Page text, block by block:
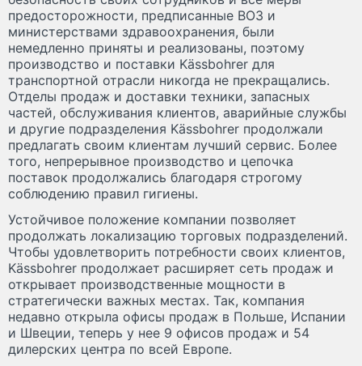
предосторожности, предписанные ВОЗ и
министерствами здравоохранения, были
немедленно приняты и реализованы, поэтому
производство и поставки Kässbohrer для
транспортной отрасли никогда не прекращались.
Отделы продаж и доставки техники, запасных
частей, обслуживания клиентов, аварийные службы
и другие подразделения Kässbohrer продолжали
предлагать своим клиентам лучший сервис. Более
того, непрерывное производство и цепочка
поставок продолжались благодаря строгому
соблюдению правил гигиены.
Устойчивое положение компании позволяет
продолжать локализацию торговых подразделений.
Чтобы удовлетворить потребности своих клиентов,
Kässbohrer продолжает расширяет сеть продаж и
открывает производственные мощности в
стратегически важных местах. Так, компания
недавно открыла офисы продаж в Польше, Испании
и Швеции, теперь у нее 9 офисов продаж и 54
дилерских центра по всей Европе.